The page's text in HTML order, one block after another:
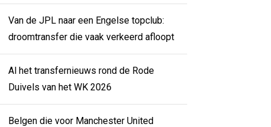
Van de JPL naar een Engelse topclub:
droomtransfer die vaak verkeerd afloopt
Al het transfernieuws rond de Rode
Duivels van het WK 2026
Belgen die voor Manchester United